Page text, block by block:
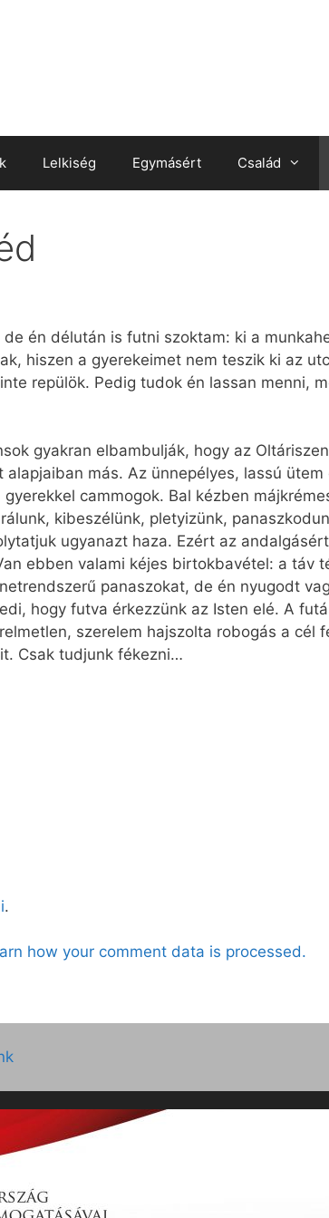
Lelkiség Egymásért Család
én délután is futni szoktam: ki a
hiszen a gyerekeimet nem teszik ki az
repülök. Pedig tudok én lassan menni,
gyakran elbambulják, hogy az
más. Az ünnepélyes, lassú
cammogok. Bal kézben
kibeszélünk, pletyizünk,
ugyanazt haza. Ezért az
ebben valami kéjes birtokbavétel: a táv
panaszokat, de én nyugodt
hogy futva érkezzünk az Isten elé. A
szerelem hajszolta robogás a cél
Csak tudjunk fékezni…
.
how your comment data is processed.